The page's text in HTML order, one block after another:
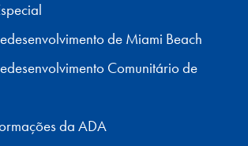
de Miami Beach
Comunitário de
da ADA